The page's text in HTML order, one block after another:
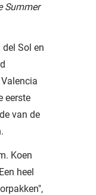
Summer
Sol en
eerste
van de
Koen
heel